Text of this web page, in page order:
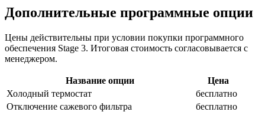
Дополнительные программные опции
Цены действительны при условии покупки программного
обеспечения Stage 3. Итоговая стоимость согласовывается с
менеджером.
Название опции
Цена
Холодный термостат
бесплатно
Отключение сажевого фильтра
бесплатно